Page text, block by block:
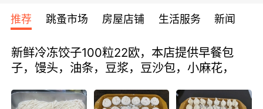
宾馆 108欧/天起
全程756欧/位
欧/天起 ~包拼房
每周铁发！
推荐 跳蚤市场 房屋店铺 生活服务 新闻
新鲜冷冻饺子100粒22欧，本店提供早餐包
子，馒头，油条，豆浆，豆沙包，小麻花，